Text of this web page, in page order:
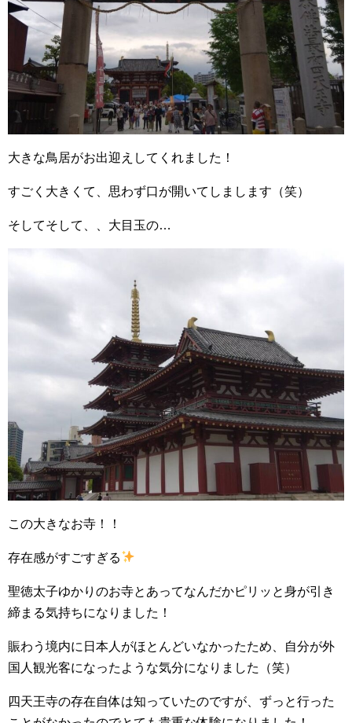
大きな鳥居がお出迎えしてくれました！
すごく大きくて、思わず口が開いてしまします（笑）
そしてそして、、大目玉の…
この大きなお寺！！
存在感がすごすぎる
聖徳太子ゆかりのお寺とあってなんだかピリッと身が引き
締まる気持ちになりました！
賑わう境内に日本人がほとんどいなかったため、自分が外
国人観光客になったような気分になりました（笑）
四天王寺の存在自体は知っていたのですが、ずっと行った